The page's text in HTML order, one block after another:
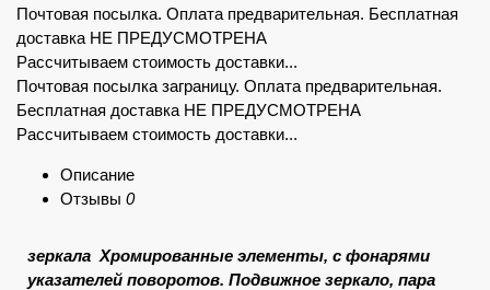
Почтовая посылка. Оплата предварительная. Бесплатная
доставка НЕ ПРЕДУСМОТРЕНА
Рассчитываем стоимость доставки...
Почтовая посылка заграницу. Оплата предварительная.
Бесплатная доставка НЕ ПРЕДУСМОТРЕНА
Рассчитываем стоимость доставки...
Описание
Отзывы 0
зеркала Хромированные элементы, с фонарями
указателей поворотов. Подвижное зеркало, пара